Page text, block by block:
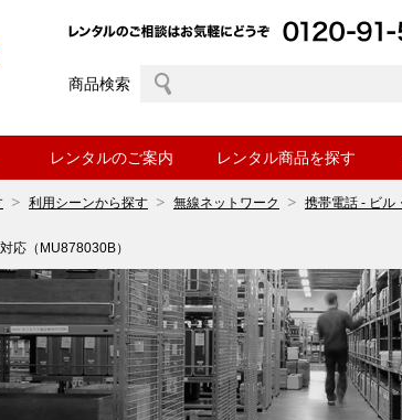
商品検索
レンタルのご案内 レンタル商品を探す
利用シーンから探す 無線ネットワーク 携帯電話 - ビル
応（MU878030B）